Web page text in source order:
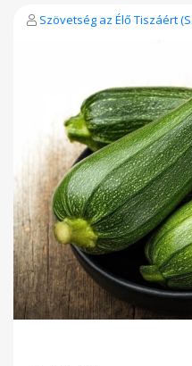
Szövetség az Élő Tiszáért